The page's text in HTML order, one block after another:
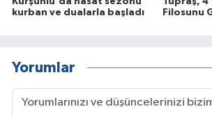
kurban ve dualarla başladı
Filosunu
Yorumlar